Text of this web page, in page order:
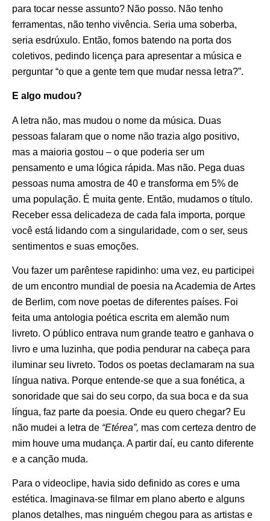
para tocar nesse assunto? Não posso. Não tenho
ferramentas, não tenho vivência. Seria uma soberba,
seria esdrúxulo. Então, fomos batendo na porta dos
coletivos, pedindo licença para apresentar a música e
perguntar “o que a gente tem que mudar nessa letra?”.
E algo mudou?
A letra não, mas mudou o nome da música. Duas
pessoas falaram que o nome não trazia algo positivo,
mas a maioria gostou – o que poderia ser um
pensamento e uma lógica rápida. Mas não. Pega duas
pessoas numa amostra de 40 e transforma em 5% de
uma população. É muita gente. Então, mudamos o título.
Receber essa delicadeza de cada fala importa, porque
você está lidando com a singularidade, com o ser, seus
sentimentos e suas emoções.
Vou fazer um parêntese rapidinho: uma vez, eu participei
de um encontro mundial de poesia na Academia de Artes
de Berlim, com nove poetas de diferentes países. Foi
feita uma antologia poética escrita em alemão num
livreto. O público entrava num grande teatro e ganhava o
livro e uma luzinha, que podia pendurar na cabeça para
iluminar seu livreto. Todos os poetas declamaram na sua
língua nativa. Porque entende-se que a sua fonética, a
sonoridade que sai do seu corpo, da sua boca e da sua
língua, faz parte da poesia. Onde eu quero chegar? Eu
não mudei a letra de “Etérea”, mas com certeza dentro de
mim houve uma mudança. A partir daí, eu canto diferente
e a canção muda.
Para o videoclipe, havia sido definido as cores e uma
estética. Imaginava-se filmar em plano aberto e alguns
planos detalhes, mas ninguém chegou para as artistas e